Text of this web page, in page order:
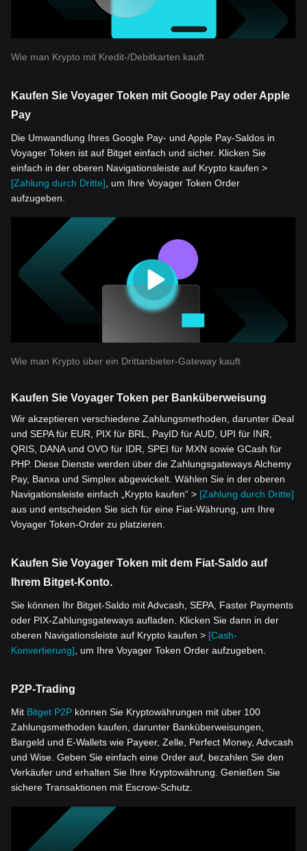
Wie man Krypto mit Kredit-/Debitkarten kauft
Kaufen Sie Voyager Token mit Google Pay oder Apple
Pay
Die Umwandlung Ihres Google Pay- und Apple Pay-Saldos in
Voyager Token ist auf Bitget einfach und sicher. Klicken Sie
einfach in der oberen Navigationsleiste auf Krypto kaufen >
[Zahlung durch Dritte], um Ihre Voyager Token Order
aufzugeben.
Wie man Krypto über ein Drittanbieter-Gateway kauft
Kaufen Sie Voyager Token per Banküberweisung
Wir akzeptieren verschiedene Zahlungsmethoden, darunter iDeal
und SEPA für EUR, PIX für BRL, PayID für AUD, UPI für INR,
QRIS, DANA und OVO für IDR, SPEI für MXN sowie GCash für
PHP. Diese Dienste werden über die Zahlungsgateways Alchemy
Pay, Banxa und Simplex abgewickelt. Wählen Sie in der oberen
Navigationsleiste einfach „Krypto kaufen“ > [Zahlung durch Dritte]
aus und entscheiden Sie sich für eine Fiat-Währung, um Ihre
Voyager Token-Order zu platzieren.
Kaufen Sie Voyager Token mit dem Fiat-Saldo auf
Ihrem Bitget-Konto.
Sie können Ihr Bitget-Saldo mit Advcash, SEPA, Faster Payments
oder PIX-Zahlungsgateways aufladen. Klicken Sie dann in der
oberen Navigationsleiste auf Krypto kaufen > [Cash-
Konvertierung], um Ihre Voyager Token Order aufzugeben.
P2P-Trading
Mit Bitget P2P können Sie Kryptowährungen mit über 100
Zahlungsmethoden kaufen, darunter Banküberweisungen,
Bargeld und E-Wallets wie Payeer, Zelle, Perfect Money, Advcash
und Wise. Geben Sie einfach eine Order auf, bezahlen Sie den
Verkäufer und erhalten Sie Ihre Kryptowährung. Genießen Sie
sichere Transaktionen mit Escrow-Schutz.